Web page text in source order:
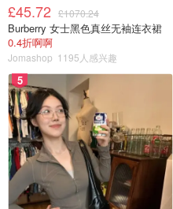
£45.72 £1070.24
Burberry 女士黑色真丝无袖连衣裙
0.4折啊啊
Jomashop 1195人感兴趣
5